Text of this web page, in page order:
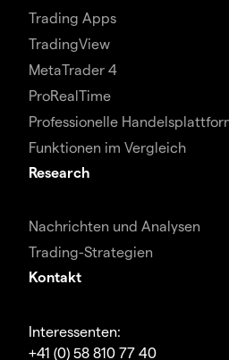
Trading Apps
TradingView
MetaTrader 4
ProRealTime
Professionelle
Funktionen im Vergleich
Research
Nachrichten und Analysen
Trading-Strategien
Kontakt
Interessenten:
+41 (0) 58 810 77 40